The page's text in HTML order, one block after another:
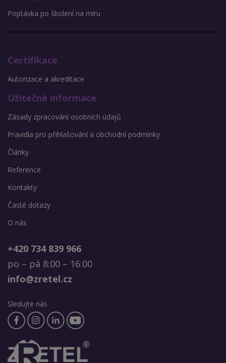
Poptávka po školení na míru
Certifikace
Autorizace a akreditace
Užitečné informace
Zásady zpracování osobních údajů
Pravidla pro přihlašování a obchodní podmínky
Články
Reference
Kontakty
Časté dotazy
O nás
+420 734 839 966
po – pá 8:00 – 16:00
info@zretel.cz
Sledujte nás